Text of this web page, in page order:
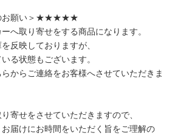
お願い＞★★★★★
へ取り寄せをする商品になります。
反映しておりますが、
る状態もございます。
らからご連絡をお客様へさせていただきま
寄せをさせていただきますので、
届けにお時間をいただく旨をご理解の